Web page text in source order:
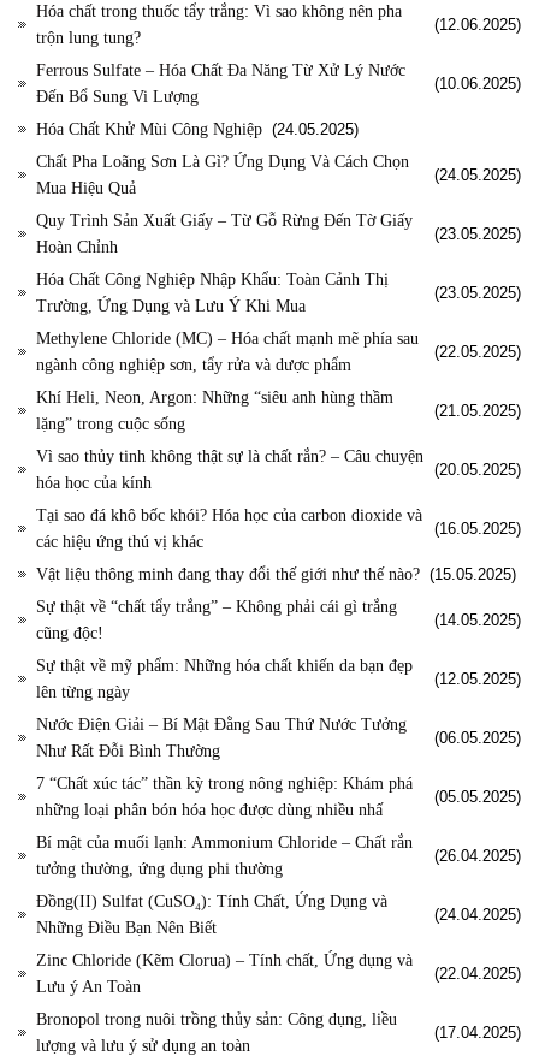
Hóa chất trong thuốc tẩy trắng: Vì sao không nên pha
trộn lung tung?
(12.06.2025)
Ferrous Sulfate – Hóa Chất Đa Năng Từ Xử Lý Nước
Đến Bổ Sung Vi Lượng
(10.06.2025)
Hóa Chất Khử Mùi Công Nghiệp (24.05.2025)
Chất Pha Loãng Sơn Là Gì? Ứng Dụng Và Cách Chọn
Mua Hiệu Quả
(24.05.2025)
Quy Trình Sản Xuất Giấy – Từ Gỗ Rừng Đến Tờ Giấy
Hoàn Chỉnh
(23.05.2025)
Hóa Chất Công Nghiệp Nhập Khẩu: Toàn Cảnh Thị
Trường, Ứng Dụng và Lưu Ý Khi Mua
(23.05.2025)
Methylene Chloride (MC) – Hóa chất mạnh mẽ phía sau
ngành công nghiệp sơn, tẩy rửa và dược phẩm
(22.05.2025)
Khí Heli, Neon, Argon: Những “siêu anh hùng thầm
lặng” trong cuộc sống
(21.05.2025)
Vì sao thủy tinh không thật sự là chất rắn? – Câu chuyện
hóa học của kính
(20.05.2025)
Tại sao đá khô bốc khói? Hóa học của carbon dioxide và
các hiệu ứng thú vị khác
(16.05.2025)
Vật liệu thông minh đang thay đổi thế giới như thế nào? (15.05.2025)
Sự thật về “chất tẩy trắng” – Không phải cái gì trắng
cũng độc!
(14.05.2025)
Sự thật về mỹ phẩm: Những hóa chất khiến da bạn đẹp
lên từng ngày
(12.05.2025)
Nước Điện Giải – Bí Mật Đằng Sau Thứ Nước Tưởng
Như Rất Đỗi Bình Thường
(06.05.2025)
7 “Chất xúc tác” thần kỳ trong nông nghiệp: Khám phá
những loại phân bón hóa học được dùng nhiều nhấ
(05.05.2025)
Bí mật của muối lạnh: Ammonium Chloride – Chất rắn
tưởng thường, ứng dụng phi thường
(26.04.2025)
Đồng(II) Sulfat (CuSO₄): Tính Chất, Ứng Dụng và
Những Điều Bạn Nên Biết
(24.04.2025)
Zinc Chloride (Kẽm Clorua) – Tính chất, Ứng dụng và
Lưu ý An Toàn
(22.04.2025)
Bronopol trong nuôi trồng thủy sản: Công dụng, liều
lượng và lưu ý sử dụng an toàn
(17.04.2025)